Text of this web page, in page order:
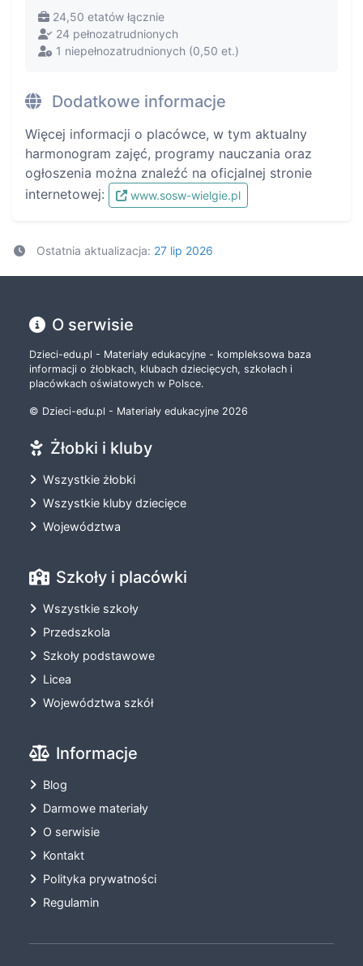
24,50 etatów łącznie
24 pełnozatrudnionych
1 niepełnozatrudnionych (0,50 et.)
Dodatkowe informacje
Więcej informacji o placówce, w tym aktualny
harmonogram zajęć, programy nauczania oraz
ogłoszenia można znaleźć na oficjalnej stronie
internetowej:
www.sosw-wielgie.pl
Ostatnia aktualizacja: 27 lip 2026
O serwisie
Dzieci-edu.pl - Materiały edukacyjne - kompleksowa baza
informacji o żłobkach, klubach dziecięcych, szkołach i
placówkach oświatowych w Polsce.
© Dzieci-edu.pl - Materiały edukacyjne 2026
Żłobki i kluby
Wszystkie żłobki
Wszystkie kluby dziecięce
Województwa
Szkoły i placówki
Wszystkie szkoły
Przedszkola
Szkoły podstawowe
Licea
Województwa szkół
Informacje
Blog
Darmowe materiały
O serwisie
Kontakt
Polityka prywatności
Regulamin